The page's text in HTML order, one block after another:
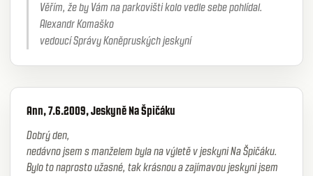
Věřím, že by Vám na parkovišti kolo vedle sebe pohlídal.
Alexandr Komaško
vedoucí Správy Koněpruských jeskyní
Ann, 7.6.2009, Jeskyně Na Špičáku
Dobrý den,
nedávno jsem s manželem byla na výletě v jeskyni Na Špičáku.
Bylo to naprosto užasné, tak krásnou a zajímavou jeskyni jsem